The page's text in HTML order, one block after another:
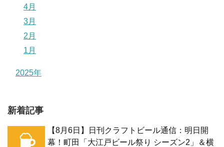
4月
3月
2月
1月
2025年
新着記事
【8月6日】日刊クラフトビール通信：明日開
幕！町田「大江戸ビール祭り シーズン2」＆横